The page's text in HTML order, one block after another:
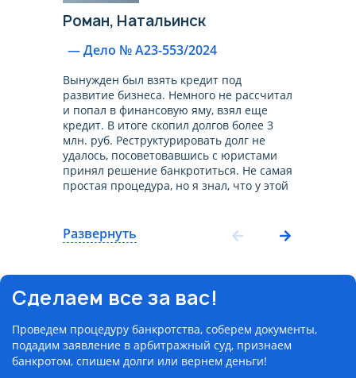
Роман, Натальинск
— Дело № А23-553/2024
Вынужден был взять кредит под
развитие бизнеса. Немного не рассчитал
и попал в финансовую яму, взял еще
кредит. В итоге скопил долгов более 3
млн. руб. Реструктурировать долг не
удалось, посоветовавшись с юристами
принял решение банкротиться. Не самая
простая процедура, но я знал, что у этой
признали банкротом. Долг списали в
полном объеме. Могу смело
прошел на своем опыте!
Развернуть
Сделаем все за вас!
Проведем процедуру банкротства, соберем документы,
подадим заявление в арбитражный суд, признаем
банкротом, спишем долги или вернем деньги!